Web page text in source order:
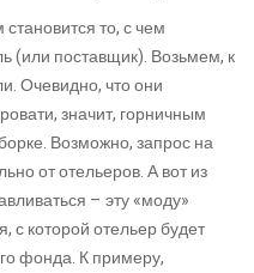
то, с чем
(или поставщик). Возьмем, к
Очевидно, что они
значит, горничным
Возможно, запрос на
от отельеров. А вот из
– эту «моду»
с которой отельер будет
фонда. К примеру,